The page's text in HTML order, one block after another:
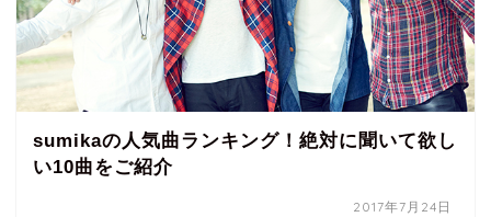
sumikaの人気曲ランキング！絶対に聞いて欲し
い10曲をご紹介
2017年7月24日